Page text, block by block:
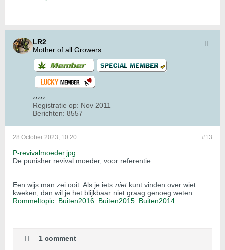
LR2
Mother of all Growers
Registratie op: Nov 2011
Berichten: 8557
#13
28 October 2023, 10:20
P-revivalmoeder.jpg
De punisher revival moeder, voor referentie.
Een wijs man zei ooit: Als je iets nietkunt vinden over wiet
kweken, dan wil je het blijkbaar niet graag genoeg weten.
Rommeltopic. Buiten2016. Buiten2015 Buiten2014
1 comment